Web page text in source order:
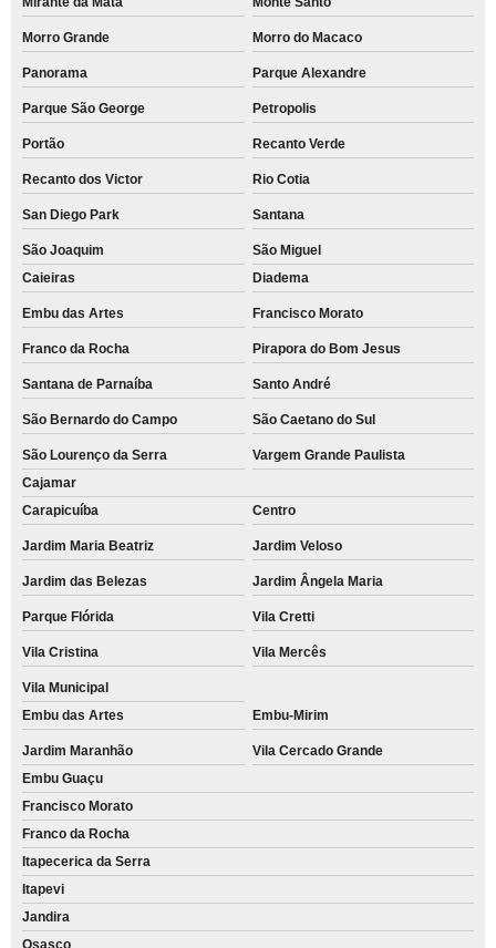
Morro Grande Morro do Macaco
Panorama Parque Alexandre
Parque São George Petropolis
Portão Recanto Verde
Recanto dos Victor Rio Cotia
San Diego Park Santana
São Joaquim
São Miguel
Caieiras
Diadema
Embu das Artes Francisco Morato
Franco da Rocha Pirapora do Bom Jesus
Santana de Parnaíba Santo André
São Bernardo do Campo São Caetano do Sul
São Lourenço da Serra
Vargem Grande Paulista
Cajamar
Carapicuíba
Centro
Jardim Maria Beatriz Jardim Veloso
Jardim das Belezas Jardim Ângela Maria
Parque Flórida Vila Cretti
Vila Cristina Vila Mercês
Vila Municipal
Embu das Artes
Embu-Mirim
Jardim Maranhão
Vila Cercado Grande
Embu Guaçu
Francisco Morato
Franco da Rocha
Itapecerica da Serra
Itapevi
Jandira
Osasco